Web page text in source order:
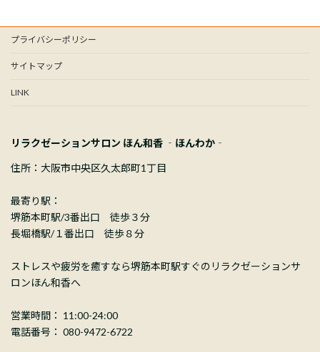
プライバシーポリシー
サイトマップ
LINK
リラクゼーションサロン ほん和香 ‐ほんわか‐
住所：大阪市中央区久太郎町1丁目
最寄り駅：
堺筋本町駅/3番出口 徒歩３分
長堀橋駅/１番出口 徒歩８分
ストレスや疲労を癒すなら堺筋本町駅すぐのリラクゼーションサ
ロンほん和香へ
営業時間： 11:00-24:00
電話番号： 080-9472-6722